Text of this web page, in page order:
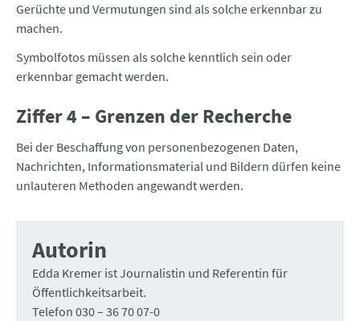
Gerüchte und Vermutungen sind als solche erkennbar zu
machen.
Symbolfotos müssen als solche kenntlich sein oder
erkennbar gemacht werden.
Ziffer 4 – Grenzen der Recherche
Bei der Beschaffung von personenbezogenen Daten,
Nachrichten, Informationsmaterial und Bildern dürfen keine
unlauteren Methoden angewandt werden.
Autorin
Edda Kremer ist Journalistin und Referentin für
Öffentlichkeitsarbeit.
Telefon 030 – 36 70 07-0